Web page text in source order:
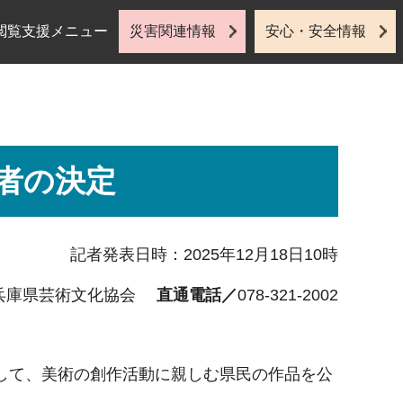
覧支援メニュー 災害関連情報 安心・安全情報
の決定
記者発表日時：2025年12月18日10時
庫県芸術文化協会 直通電話／078-321-2002
、美術の創作活動に親しむ県民の作品を公